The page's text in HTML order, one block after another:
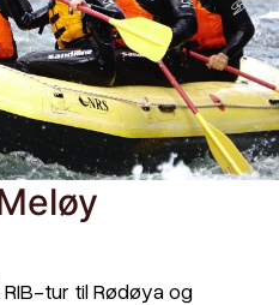
tur til Rødøya og